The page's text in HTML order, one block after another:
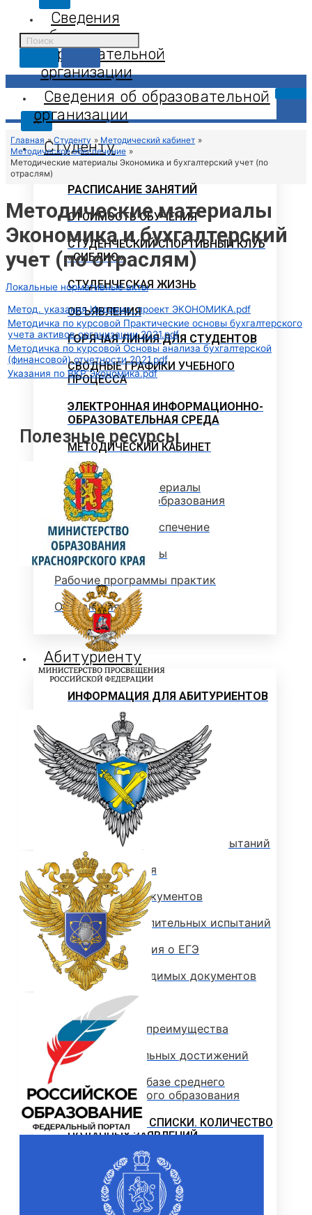
Сведения
об
образовательной
организации
X
Сведения об образовательной
организации
Студенту
РАСПИСАНИЕ ЗАНЯТИЙ
СТОИМОСТЬ ОБУЧЕНИЯ
СТУДЕНЧЕСКИЙ СПОРТИВНЫЙ КЛУБ
«СИБЛИС»
СТУДЕНЧЕСКАЯ ЖИЗНЬ
ОБЪЯВЛЕНИЯ
ГОРЯЧАЯ ЛИНИЯ ДЛЯ СТУДЕНТОВ
СВОДНЫЕ ГРАФИКИ УЧЕБНОГО
ПРОЦЕССА
ЭЛЕКТРОННАЯ ИНФОРМАЦИОННО-
ОБРАЗОВАТЕЛЬНАЯ СРЕДА
МЕТОДИЧЕСКИЙ КАБИНЕТ
Методические материалы
дополнительного образования
Методическое обеспечение
Рабочие программы
Рабочие программы практик
Объявления
Абитуриенту
ИНФОРМАЦИЯ ДЛЯ АБИТУРИЕНТОВ
ВЫСШЕЕ ОБРАЗОВАНИЕ
(БАКАЛАВРИАТ)
Перечень направлений и
вступительных испытаний
Стоимость обучения
Расписание вступительных испытаний
Сроки зачисления
Сроки подачи документов
Программы вступительных испытаний
Основные сведения о ЕГЭ
Перечень необходимых документов
План приема
Особые права и преимущества
Учет индивидуальных достижений
Поступление на базе среднего
профессионального образования
РЕЙТИНГОВЫЕ СПИСКИ. КОЛИЧЕСТВО
ПОДАННЫХ ЗАЯВЛЕНИЙ
ПРИКАЗЫ О ЗАЧИСЛЕНИИ
ПРОГРАММЫ СПО (КОЛЛЕДЖ)
Главная Студенту
Методический кабинет
Методическое обеспечение
Методические материалы Экономика и бухгалтерский учет (по
отраслям)
Методические материалы
Экономика и бухгалтерский
учет (по отраслям)
Локальные нормативные акты
Метод. указания Индивид. проект ЭКОНОМИКА.pdf
Методичка по курсовой Практические основы бухгалтерского
учета активов организации 2021.pdf
Методичка по курсовой Основы анализа бухгалтерской
(финансовой) отчетности 2021.pdf
Указания по ВКР Экономика.pdf
Полезные ресурсы